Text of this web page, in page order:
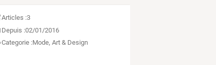
Articles :3
Depuis :02/01/2016
Categorie :Mode, Art & Design